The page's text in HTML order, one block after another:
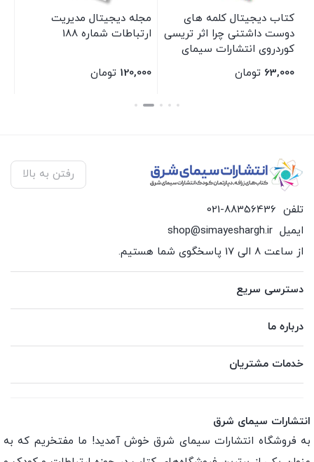
کتاب دیجیتال کلمه های
دوست داشتنی چرا اثر تریسی
کوردروی انتشارات سیمای
شرق
63,000 تومان
مجله دیجیتال مدیریت
ارتباطات شماره 188
120,000 تومان
بستن
رفتن به بالا
تلفن 021-88356436
ایمیل shop@simayeshargh.ir
از ساعت 8 الی 17 پاسخگوی شما هستیم.
دسترسی سریع
درباره ما
خدمات مشتریان
انتشارات سیمای شرق
به فروشگاه انتشارات سیمای شرق خوش آمدید! ما مفتخریم که به